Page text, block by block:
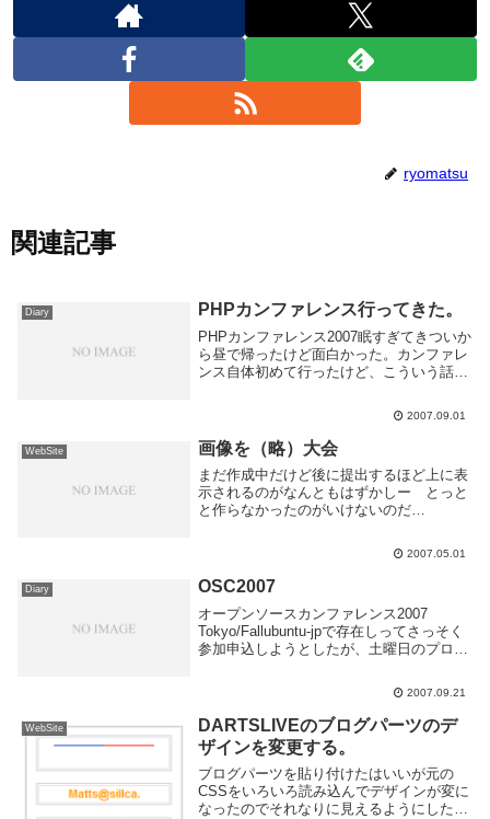
ryomatsu
関連記事
Diary PHPカンファレンス行ってきた。
PHPカンファレンス2007眠すぎてきついか
ら昼で帰ったけど面白かった。カンファレ
ンス自体初めて行ったけど、こういう話聞
た)。次は懇親会まで行きたいなー聞けな
かっ...
2007.09.01
WebSite 画像を（略）大会
まだ作成中だけど後に提出するほど上に表
示されるのがなんともはずかしー とっと
と作らなかったのがいけないのだ
2007.05.01
Diary OSC2007
オープンソースカンファレンス2007
Tokyo/Fallubuntu-jpで存在しってさっそく
参加申込しようとしたが、土曜日のプログ
2007.09.21
WebSite
DARTSLIVEのブログパーツのデ
ザインを変更する。
ブログパーツを貼り付けたはいいが元の
CSSをいろいろ読み込んでデザインが変に
なったのでそれなりに見えるようにした。